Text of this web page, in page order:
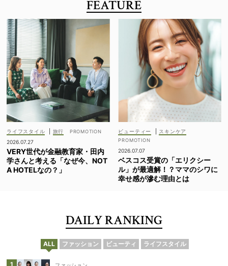
FEATURE
ライフスタイル
旅行
2026.07.27
VERY世代が金融教育家・田内
学さんと考える「なぜ今、NOT
A HOTELなの？」
ビューティー スキンケア
2026.07.07
ベスコス受賞の「エリクシー
ル」が最適解！？ママのシワに
幸せ感が滲む理由とは
DAILY RANKING
ALL ファッション ビューティ ライフスタイル